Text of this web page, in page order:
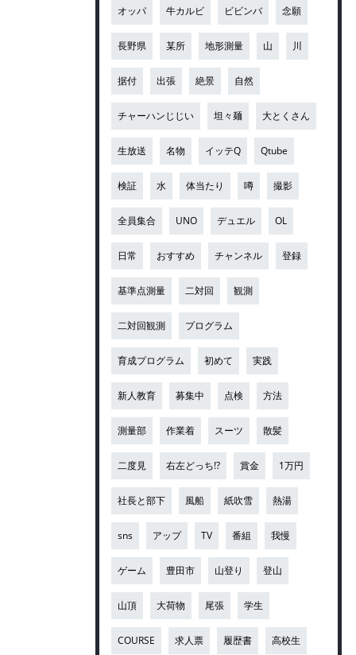
オッパ 牛カルビ ビビンバ 念願
長野県 某所 地形測量 山 川
据付 出張 絶景 自然
チャーハンじじい 坦々麺 大とくさん
生放送 名物 イッテQ Qtube
検証 水 体当たり 噂 撮影
全員集合 UNO デュエル OL
日常 おすすめ チャンネル 登録
基準点測量 二対回 観測
二対回観測 プログラム
育成プログラム 初めて 実践
新人教育 募集中 点検 方法
測量部 作業着 スーツ 散髪
二度見 右左どっち!? 賞金 1万円
社長と部下 風船 紙吹雪 熱湯
sns アップ TV 番組 我慢
ゲーム 豊田市 山登り 登山
山頂 大荷物 尾張 学生
COURSE 求人票 履歴書 高校生